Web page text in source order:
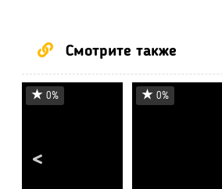
Смотрите также
0% 0%